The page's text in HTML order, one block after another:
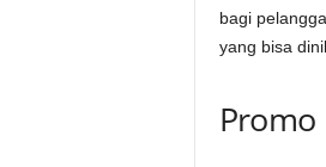
bagi
yang bisa